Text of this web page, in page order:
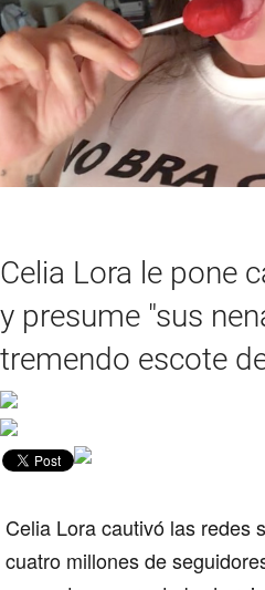
Celia Lora le pone
y presume "sus
tremendo escote
Celia Lora cautivó las redes
cuatro millones de